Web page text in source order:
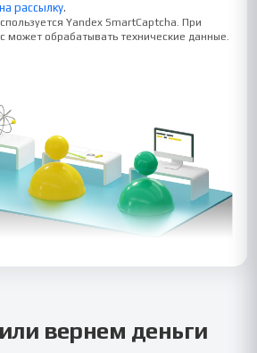
рассылку.
Yandex SmartCaptcha. При
может обрабатывать технические данные.
вернем деньги